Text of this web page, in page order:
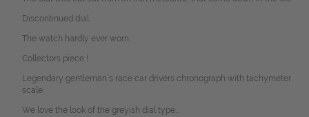
Discontinued dial.
The watch hardly ever worn.
Collectors piece !
Legendary gentleman´s race car drivers chronograph with tachymeter
scale.
We love the look of the greyish dial type...